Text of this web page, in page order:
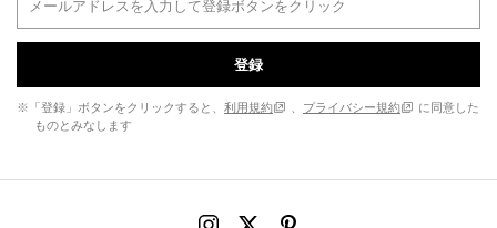
登録
※「登録」ボタンをクリックすると、 利用規約 、 プライバシー規約
に同意した
ものとみなします